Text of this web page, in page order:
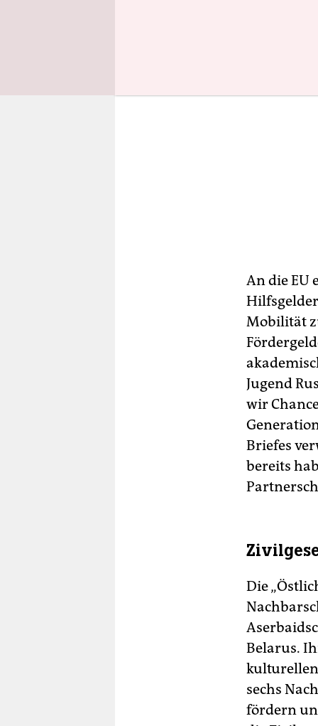
An die EU
Mobilität
Jugend
wir
Briefes
bereits
Die
Belarus.
kulturellen
sechs
fördern